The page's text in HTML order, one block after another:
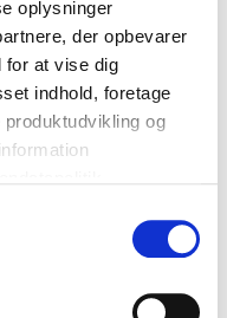
oplysninger
der opbevarer
for at vise dig
indhold, foretage
og
din placering, der